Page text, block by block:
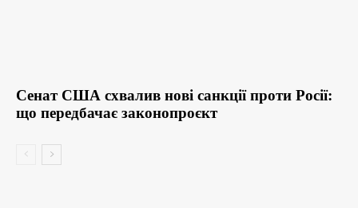
Сенат США схвалив нові санкції проти Росії:
що передбачає законопроєкт